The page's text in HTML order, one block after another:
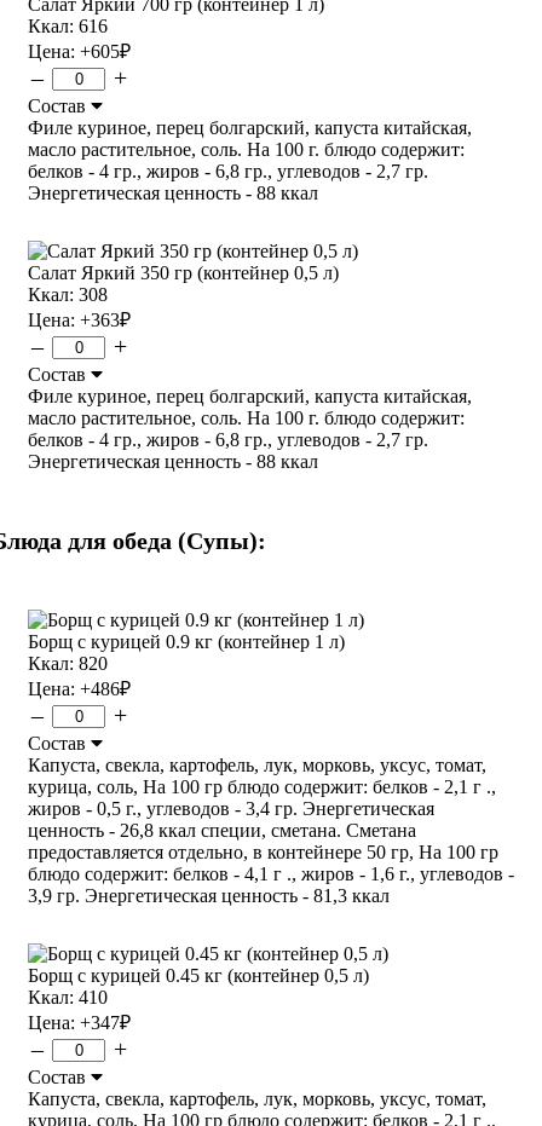
Ккал: 616
Цена: +605₽
– +
Состав
Филе куриное, перец болгарский, капуста китайская,
масло растительное, соль. На 100 г. блюдо содержит:
белков - 4 гр., жиров - 6,8 гр., углеводов - 2,7 гр.
Энергетическая ценность - 88 ккал
Салат Яркий 350 гр (контейнер 0,5 л)
Ккал: 308
Цена: +363₽
– +
Состав
Филе куриное, перец болгарский, капуста китайская,
масло растительное, соль. На 100 г. блюдо содержит:
белков - 4 гр., жиров - 6,8 гр., углеводов - 2,7 гр.
Энергетическая ценность - 88 ккал
для обеда (Супы):
Борщ с курицей 0.9 кг (контейнер 1 л)
Ккал: 820
Цена: +486₽
– +
Состав
Капуста, свекла, картофель, лук, морковь, уксус, томат,
курица, соль, На 100 гр блюдо содержит: белков - 2,1 г .,
жиров - 0,5 г., углеводов - 3,4 гр. Энергетическая
ценность - 26,8 ккал специи, сметана. Сметана
предоставляется отдельно, в контейнере 50 гр, На 100 гр
блюдо содержит: белков - 4,1 г ., жиров - 1,6 г., углеводов -
3,9 гр. Энергетическая ценность - 81,3 ккал
Борщ с курицей 0.45 кг (контейнер 0,5 л)
Ккал: 410
Цена: +347₽
– +
Состав
Капуста, свекла, картофель, лук, морковь, уксус, томат,
курица, соль, На 100 гр блюдо содержит: белков - 2,1 г .,